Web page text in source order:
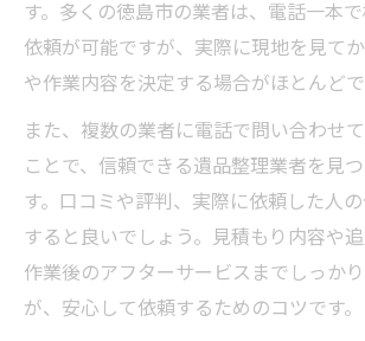
す。多くの徳島市の業者は、電話一本
依頼が可能ですが、実際に現地を見て
や作業内容を決定する場合がほとんどで
また、複数の業者に電話で問い合わせ
ことで、信頼できる遺品整理業者を見
す。口コミや評判、実際に依頼した人
すると良いでしょう。見積もり内容や追
作業後のアフターサービスまでしっか
が、安心して依頼するためのコツです。